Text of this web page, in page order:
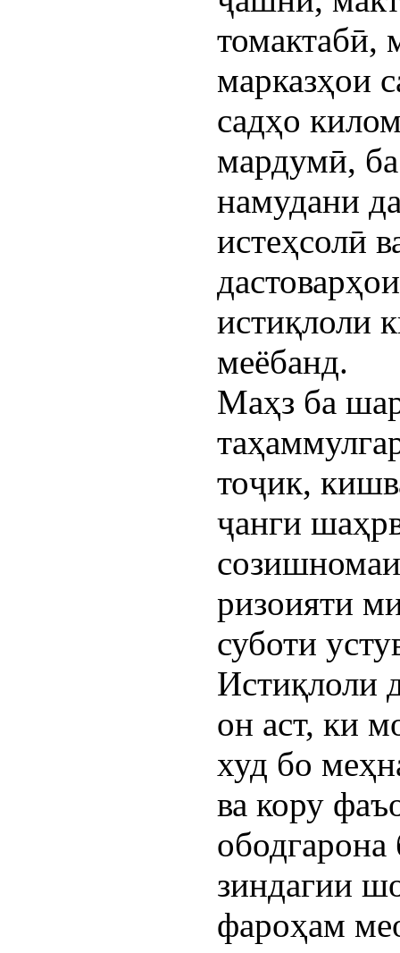
томактабӣ,
марказҳои
садҳо
мардумӣ,
намудани
истеҳсолӣ
истиқлоли
меёбанд.
Маҳз ба
тоҷик,
ҷанги
ризоияти
суботи
Истиқлоли
он аст, ки
худ бо
ва кору
зиндагии
фароҳам